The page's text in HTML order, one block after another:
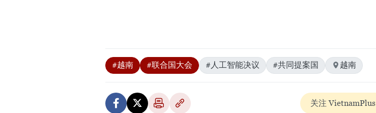
#越南 #联合国大会 #人工智能决议 #共同提案国 越南
关注 VietnamPlus